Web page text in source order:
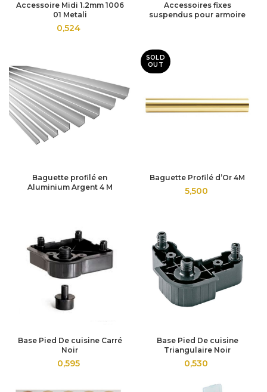
Accessoire Midi 1.2mm 1006
01 Metali
0,524
Accessoires fixes
suspendus pour armoire
Baguette profilé en
Aluminium Argent 4 M
SOLD
OUT
Baguette Profilé d’Or 4M
5,500
Base Pied De cuisine Carré
Noir
0,595
Base Pied De cuisine
Triangulaire Noir
0,530